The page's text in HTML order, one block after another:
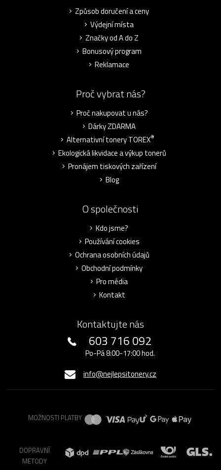
Způsob doručení a ceny
Výdejní místa
Značky od A do Z
Bonusový program
Reklamace
Proč vybrat nás?
Proč nakupovat u nás?
Dárky ZDARMA
Alternativní tonery TOREX®
Ekologická likvidace a výkup tonerů
Pronájem tiskových zařízení
Blog
O společnosti
Kdo jsme?
Používání cookies
Ochrana osobních údajů
Obchodní podmínky
Pro média
Kontakt
Kontaktujte nás
603 716 092
Po-Pá 8:00-17:00 hod.
info@nejlepsitonery.cz
MOŽNOSTI PLATBY
DOPRAVNÍ
METODY